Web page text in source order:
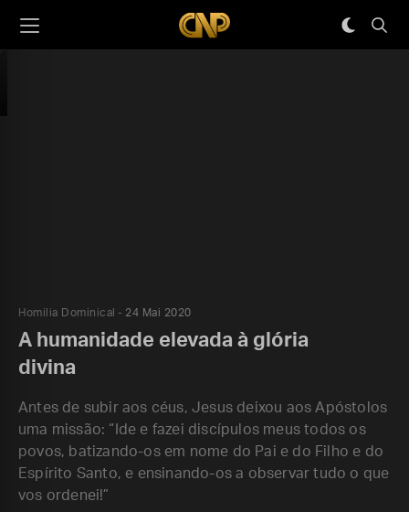
Homilia Dominical 24 Mai 2020
A humanidade elevada à glória
divina
Antes de subir aos céus, Jesus deixou aos Apóstolos
uma missão: “Ide e fazei discípulos meus todos os
povos, batizando-os em nome do Pai e do Filho e do
Espírito Santo, e ensinando-os a observar tudo o que
vos ordenei!”